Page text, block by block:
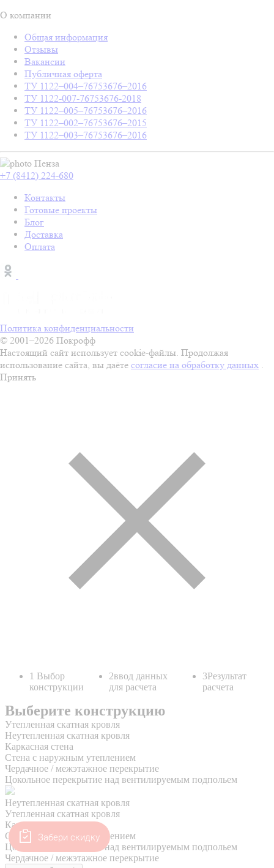
О компании
Общая информация
Отзывы
Вакансии
Публичная оферта
ТУ 1122–004–76753676–2016
ТУ 1122-007-76753676-2018
ТУ 1122–005–76753676–2016
ТУ 1122–002–76753676–2015
ТУ 1122–003–76753676–2016
Пенза
+7 (8412) 224-680
Контакты
Готовые проекты
Блог
Доставка
Оплата
Политика конфиденциальности
© 2001–2026 Покрофф
Настоящий сайт использует cookie-файлы. Продолжая
использование сайта, вы даёте согласие на обработку данных .
Принять
Забери скидку